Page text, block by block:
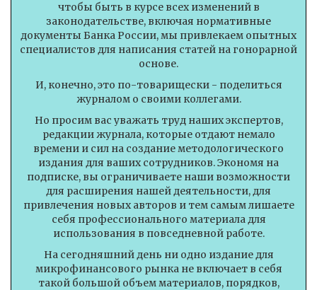
чтобы быть в курсе всех изменений в
законодательстве, включая нормативные
документы Банка России, мы привлекаем опытных
специалистов для написания статей на гонорарной
основе.
И, конечно, это по-товарищески - поделиться
журналом о своими коллегами.
Но просим вас уважать труд наших экспертов,
редакции журнала, которые отдают немало
времени и сил на создание методологического
издания для ваших сотрудников. Экономя на
подписке, вы ограничиваете наши возможности
для расширения нашей деятельности, для
привлечения новых авторов и тем самым лишаете
себя профессионального материала для
использования в повседневной работе.
На сегодняшний день ни одно издание для
микрофинансового рынка не включает в себя
такой большой объем материалов, порядков,